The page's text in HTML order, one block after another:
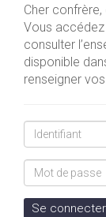
Cher
Vous
consulter
disponible
renseigner
Identifiant
Mot
de
passe
Se connecter